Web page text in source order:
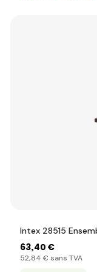
Intex 28515
63,40 €
52,84 € sans TVA